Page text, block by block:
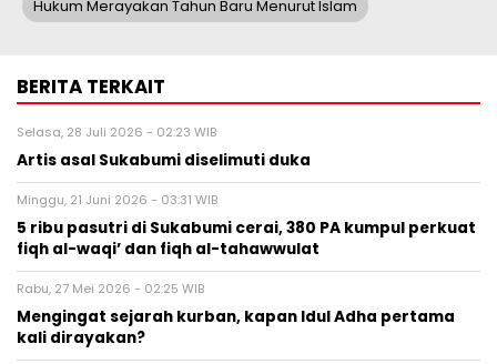
Hukum Merayakan Tahun Baru Menurut Islam
BERITA TERKAIT
Selasa, 28 Juli 2026 - 02:23 WIB
Artis asal Sukabumi diselimuti duka
Minggu, 21 Juni 2026 - 03:31 WIB
5 ribu pasutri di Sukabumi cerai, 380 PA kumpul perkuat
fiqh al-waqi’ dan fiqh al-tahawwulat
Rabu, 27 Mei 2026 - 02:25 WIB
Mengingat sejarah kurban, kapan Idul Adha pertama
kali dirayakan?